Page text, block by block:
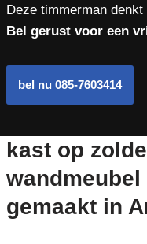
Deze timmerman denkt
Bel gerust voor een
bel nu 085-7603414
kast op
gemaakt in